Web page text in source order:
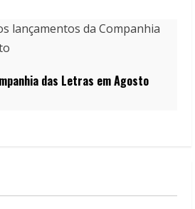
das Letras em Agosto